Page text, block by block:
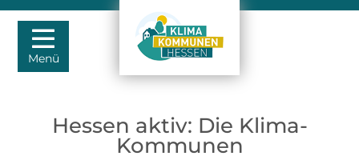
Menü
Hessen aktiv: Die Klima-
Kommunen